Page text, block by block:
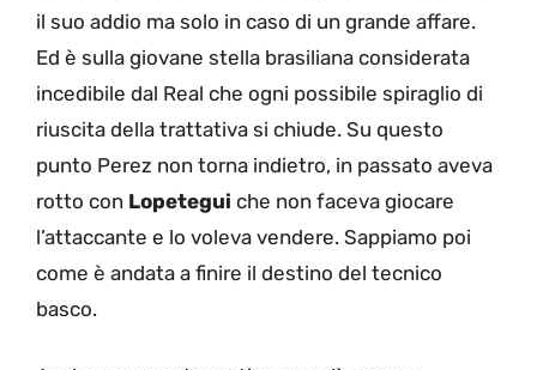
il suo addio ma solo in caso di un grande affare.
Ed è sulla giovane stella brasiliana considerata
incedibile dal Real che ogni possibile spiraglio di
riuscita della trattativa si chiude. Su questo
punto Perez non torna indietro, in passato aveva
rotto con Lopetegui che non faceva giocare
l’attaccante e lo voleva vendere. Sappiamo poi
come è andata a finire il destino del tecnico
basco.